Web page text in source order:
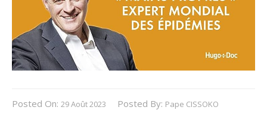
Posted On: 29 Août 2023 Posted By: Pape CISSOKO